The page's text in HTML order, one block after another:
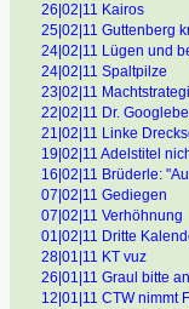
26|02|11 Kairos
25|02|11 Guttenberg
24|02|11 Lügen und
24|02|11 Spaltpilze
23|02|11
22|02|11 Dr.
21|02|11 Linke
19|02|11 Adelstitel
16|02|11 Brüderle:
07|02|11 Gediegen
07|02|11 Verhöhnung
01|02|11 Dritte
28|01|11 KT vuz
26|01|11 Graul bitte
12|01|11 CTW nimmt